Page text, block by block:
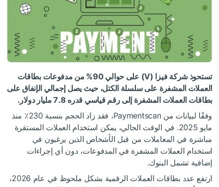
تستحوذ شركة فيزا (V) على حوالي 90% من مدفوعات بطاقات
العملات المشفرة على سلسلة الكتل، حيث يصل إجمالي الإنفاق على
بطاقات العملات المشفرة إلى رقم قياسي قدره 7.8 مليار دولار.
وفقًا لبيانات من Paymentscan، فقد زاد الحجم بنسبة 230٪ منذ
مايو 2025. في الوقت الحالي، يمكن استخدام العملات المستقرة
مباشرة في المعاملات من قبل الأشخاص الذين يرغبون في
استخدام العملات المشفرة في المدفوعات، دون أي إجراءات
إضافية تشمل البنوك.
ارتفع عدد بطاقات العملات الرقمية بشكل ملحوظ في عام 2026،